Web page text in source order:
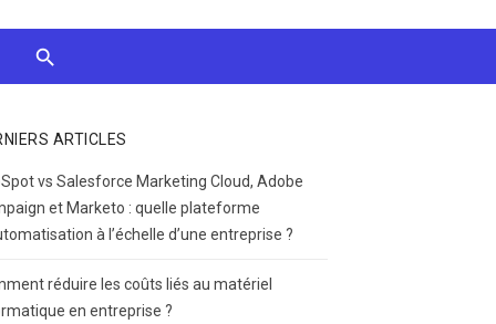
ARTICLES
vs Salesforce Marketing Cloud, Adobe
et Marketo : quelle plateforme
à l’échelle d’une entreprise ?
réduire les coûts liés au matériel
en entreprise ?